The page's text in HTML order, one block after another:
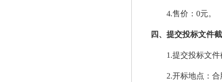
4.售价：0元。
四、提交投标文件
1.提交投标文
2.开标地点：